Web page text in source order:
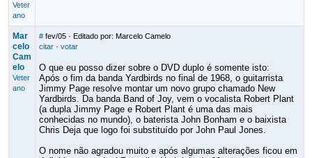
Veter
ano
Mar
celo
Cam
elo
Veter
ano
# fev/05· Editado por: Marcelo Camelo
citar· votar
O que eu posso dizer sobre o DVD duplo é somente isto:
Após o fim da banda Yardbirds no final de 1968, o guitarrista
Jimmy Page resolve montar um novo grupo chamado New
Yardbirds. Da banda Band of Joy, vem o vocalista Robert Plant
(a dupla Jimmy Page e Robert Plant é uma das mais
conhecidas no mundo), o baterista John Bonham e o baixista
Chris Deja que logo foi substituído por John Paul Jones.
O nome não agradou muito e após algumas alterações ficou em